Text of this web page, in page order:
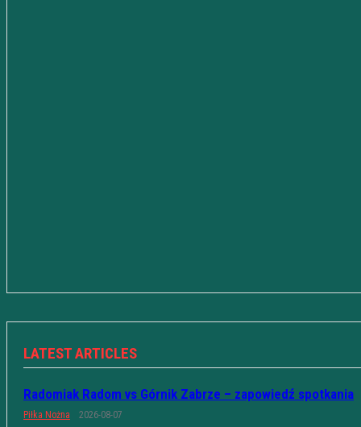
LATEST ARTICLES
Radomiak Radom vs Górnik Zabrze – zapowiedź spotkania
Piłka Nożna 2026-08-07